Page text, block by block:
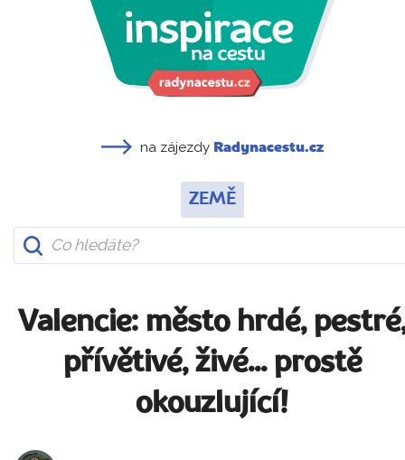
na zájezdy Radynacestu.cz
ZEMĚ
Valencie: město hrdé,
přívětivé, živé... prostě
okouzlující!